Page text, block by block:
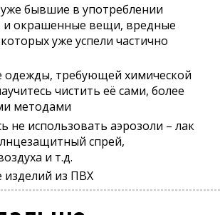
бывшие в употреблении
и окрашенные вещи, вредные
уже успели частично
одежды, требующей химической
чистить её сами, более
методами
не использовать аэрозоли – лак
спрей,
и т.д.
изделий из ПВХ